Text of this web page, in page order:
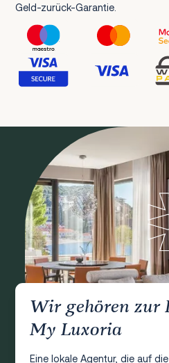
Geld-zurück-Garantie.
Wir gehören zur
My Luxoria
Eine lokale Agentur, die auf